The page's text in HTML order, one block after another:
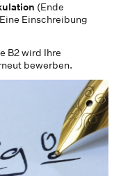
(Ende
Einschreibung
B2 wird Ihre
bewerben.